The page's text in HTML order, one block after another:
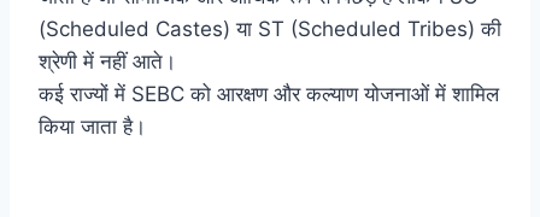
(Scheduled Castes) या ST (Scheduled Tribes) की
श्रेणी में नहीं आते।
कई राज्यों में SEBC को आरक्षण और कल्याण योजनाओं में शामिल
किया जाता है।